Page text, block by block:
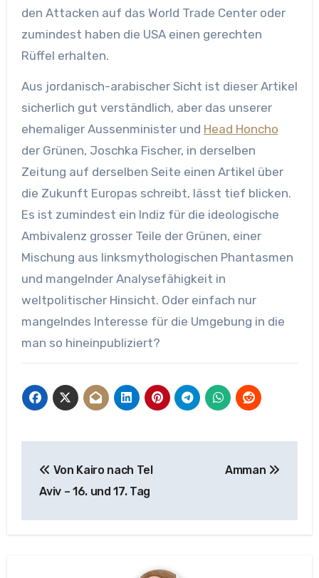
den Attacken auf das World Trade Center oder
zumindest haben die USA einen gerechten
Rüffel erhalten.
Aus jordanisch-arabischer Sicht ist dieser Artikel
sicherlich gut verständlich, aber das unserer
ehemaliger Aussenminister und Head Honcho
der Grünen, Joschka Fischer, in derselben
Zeitung auf derselben Seite einen Artikel über
die Zukunft Europas schreibt, lässt tief blicken.
Es ist zumindest ein Indiz für die ideologische
Ambivalenz grosser Teile der Grünen, einer
Mischung aus linksmythologischen Phantasmen
und mangelnder Analysefähigkeit in
weltpolitischer Hinsicht. Oder einfach nur
mangelndes Interesse für die Umgebung in die
man so hineinpubliziert?
Von Kairo nach Tel
Aviv – 16. und 17. Tag
Amman